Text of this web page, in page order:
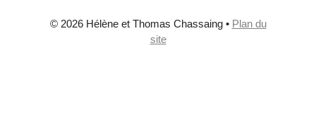
© 2026 Hélène et Thomas Chassaing• Plan du
site